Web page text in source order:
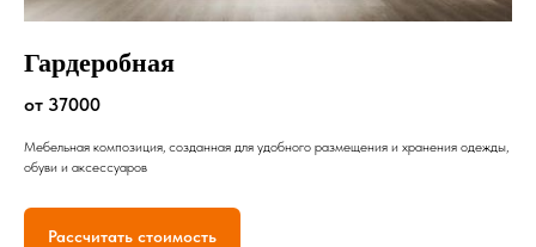
Гардеробная
от 37000
Мебельная композиция, созданная для удобного размещения и хранения одежды,
обуви и аксессуаров
Рассчитать стоимость